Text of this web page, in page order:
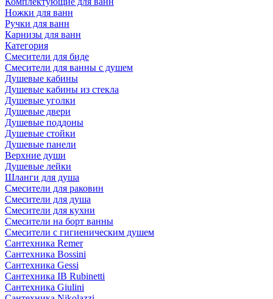
Ножки для ванн
Ручки для ванн
Карнизы для ванн
Категория
Смесители для биде
Смесители для ванны с душем
Душевые кабины
Душевые кабины из стекла
Душевые уголки
Душевые двери
Душевые поддоны
Душевые стойки
Душевые панели
Верхние души
Душевые лейки
Шланги для душа
Смесители для раковин
Смесители для душа
Смесители для кухни
Смесители на борт ванны
Смесители с гигиеническим душем
Сантехника Remer
Сантехника Bossini
Сантехника Gessi
Сантехника IB Rubinetti
Сантехника Giulini